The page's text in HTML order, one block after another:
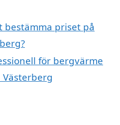
priset på
för bergvärme